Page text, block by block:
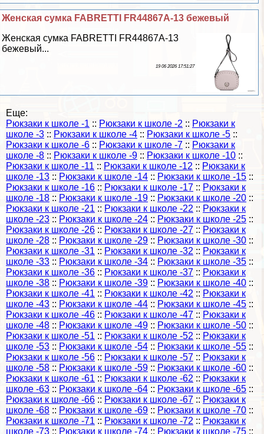
Женская сумка FABRETTI FR44867A-13 бежевый
Женская сумка FABRETTI FR44867A-13
бежевый...
19 06 2026 17:51:27
Еще:
Рюкзаки к школе -1 :: Рюкзаки к школе -2 :: Рюкзаки к
школе -3 :: Рюкзаки к школе -4 :: Рюкзаки к школе -5 ::
Рюкзаки к школе -6 :: Рюкзаки к школе -7 :: Рюкзаки к
школе -8 :: Рюкзаки к школе -9 :: Рюкзаки к школе -10 ::
Рюкзаки к школе -11 :: Рюкзаки к школе -12 :: Рюкзаки к
школе -13 :: Рюкзаки к школе -14 :: Рюкзаки к школе -15 ::
Рюкзаки к школе -16 :: Рюкзаки к школе -17 :: Рюкзаки к
школе -18 :: Рюкзаки к школе -19 :: Рюкзаки к школе -20 ::
Рюкзаки к школе -21 :: Рюкзаки к школе -22 :: Рюкзаки к
школе -23 :: Рюкзаки к школе -24 :: Рюкзаки к школе -25 ::
Рюкзаки к школе -26 :: Рюкзаки к школе -27 :: Рюкзаки к
школе -28 :: Рюкзаки к школе -29 :: Рюкзаки к школе -30 ::
Рюкзаки к школе -31 :: Рюкзаки к школе -32 :: Рюкзаки к
школе -33 :: Рюкзаки к школе -34 :: Рюкзаки к школе -35 ::
Рюкзаки к школе -36 :: Рюкзаки к школе -37 :: Рюкзаки к
школе -38 :: Рюкзаки к школе -39 :: Рюкзаки к школе -40 ::
Рюкзаки к школе -41 :: Рюкзаки к школе -42 :: Рюкзаки к
школе -43 :: Рюкзаки к школе -44 :: Рюкзаки к школе -45 ::
Рюкзаки к школе -46 :: Рюкзаки к школе -47 :: Рюкзаки к
школе -48 :: Рюкзаки к школе -49 :: Рюкзаки к школе -50 ::
Рюкзаки к школе -51 :: Рюкзаки к школе -52 :: Рюкзаки к
школе -53 :: Рюкзаки к школе -54 :: Рюкзаки к школе -55 ::
Рюкзаки к школе -56 :: Рюкзаки к школе -57 :: Рюкзаки к
школе -58 :: Рюкзаки к школе -59 :: Рюкзаки к школе -60 ::
Рюкзаки к школе -61 :: Рюкзаки к школе -62 :: Рюкзаки к
школе -63 :: Рюкзаки к школе -64 :: Рюкзаки к школе -65 ::
Рюкзаки к школе -66 :: Рюкзаки к школе -67 :: Рюкзаки к
школе -68 :: Рюкзаки к школе -69 :: Рюкзаки к школе -70 ::
Рюкзаки к школе -71 :: Рюкзаки к школе -72 :: Рюкзаки к
школе -73 :: Рюкзаки к школе -74 :: Рюкзаки к школе -75 ::